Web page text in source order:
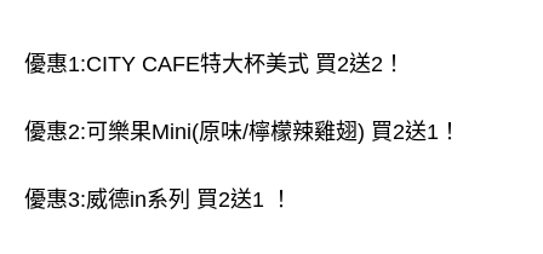
優惠1:CITY CAFE特大杯美式 買2送2！
優惠2:可樂果Mini(原味/檸檬辣雞翅) 買2送1！
優惠3:威德in系列 買2送1 ！